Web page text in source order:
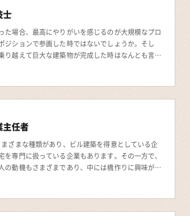
士
た場合、最高にやりがいを感じるのが大規模なプロ
ジションで参画した時ではないでしょうか。そし
り越えて巨大な建築物が完成した時はなんとも言え
主任者
ざまな種類があり、ビル建築を得意としている企
を専門に扱っている企業もあります。その一方で、
の動機もさまざまであり、中には橋作りに興味があ
社に就職したいという人もいるで